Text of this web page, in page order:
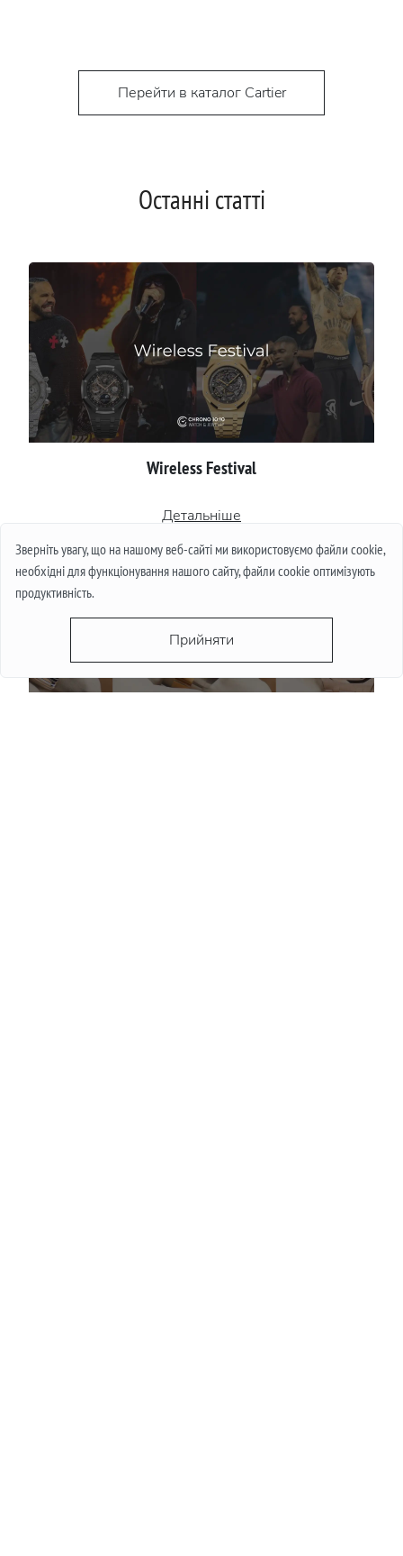
Зверніть увагу, що на нашому веб-сайті ми використовуємо файли cookie,
необхідні для функціонування нашого сайту, файли cookie оптимізують
продуктивність.
Прийняти
Перейти в каталог Cartier
Останні статті
Wireless Festival
Детальніше